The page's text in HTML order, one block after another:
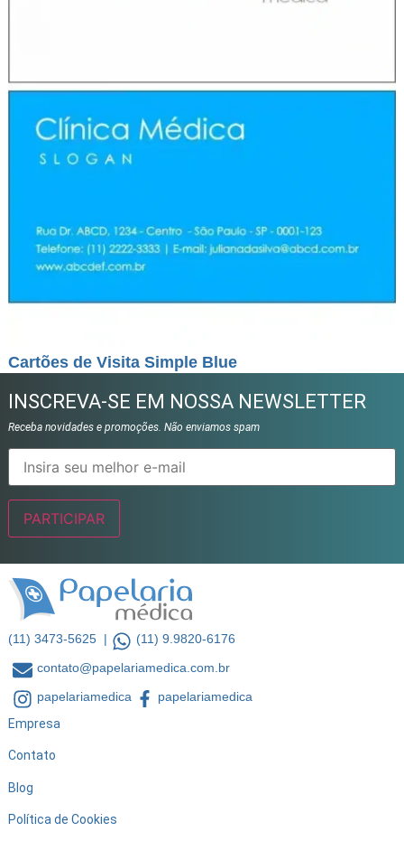
Cartões de Visita Simple Blue
INSCREVA-SE EM NOSSA NEWSLETTER
Receba novidades e promoções. Não enviamos spam
(11) 3473-5625 |
(11) 9.9820-6176
contato@papelariamedica.com.br
papelariamedica
papelariamedica
Empresa
Contato
Blog
Política de Cookies